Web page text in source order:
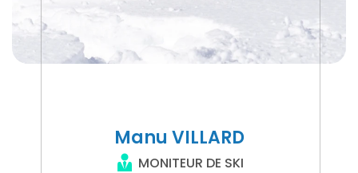
Manu VILLARD
MONITEUR DE SKI